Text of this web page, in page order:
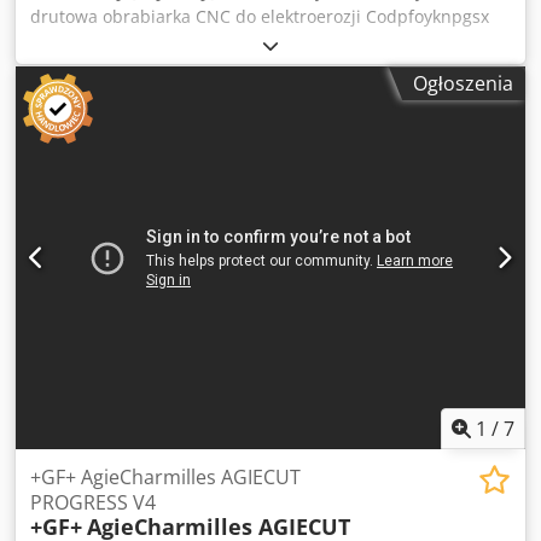
drutowa obrabiarka CNC do elektroerozji Codpfoyknpgsx
Adterf Marka: Sodick Model: AQ 750 L, rok produkcji 2002,
wyremontowana przez firmę Sodick w 2018 Od tego czasu
4000 godzin roboczych Sterowanie: MARK 30 LN 1 W
Automatyczne przewlekanie drutu: 97 Pipe AWT
Ogłoszenia
1 /7
+GF+ AgieCharmilles AGIECUT
PROGRESS V4
+GF+AgieCharmilles AGIECUT